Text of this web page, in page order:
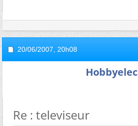
20/06/2007, 20h08
Hobbyelec
Re : televiseur